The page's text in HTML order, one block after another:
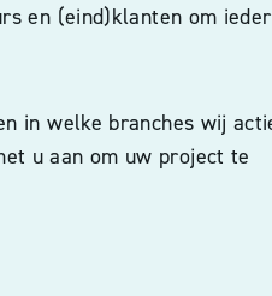
en (eind)klanten om ieder
in welke branches wij
u aan om uw project te